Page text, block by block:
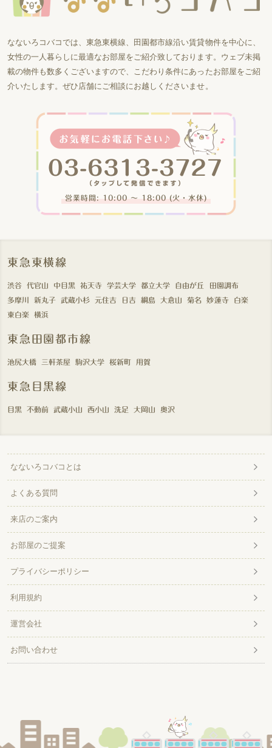
なないろコバコでは、東急東横線、田園都市線沿い賃貸物件を中心に、
女性の一人暮らしに最適なお部屋をご紹介致しております。ウェブ未掲
載の物件も数多くございますので、こだわり条件にあったお部屋をご紹
介いたします。ぜひ店舗にご相談にお越しくださいませ。
営業時間: 10:00 〜 18:00 (火・水休)
東急東横線
渋谷 代官山 中目黒 祐天寺 学芸大学 都立大学 自由が丘
田園調布
多摩川
新丸子 武蔵小杉 元住吉 日吉 綱島 大倉山 菊名 妙蓮寺
白楽
東白楽
横浜
東急田園都市線
池尻大橋 三軒茶屋 駒沢大学 桜新町 用賀
東急目黒線
目黒 不動前 武蔵小山 西小山 洗足 大岡山 奥沢
なないろコバコとは
よくある質問
来店のご案内
お部屋のご提案
プライバシーポリシー
利用規約
運営会社
お問い合わせ